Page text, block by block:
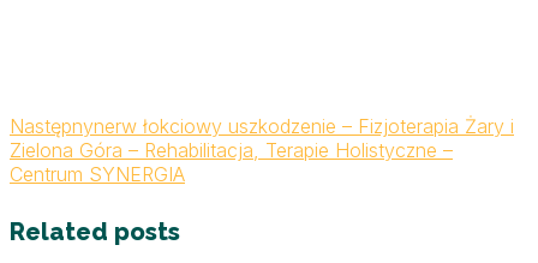
Następnynerw łokciowy uszkodzenie – Fizjoterapia Żary i
Zielona Góra – Rehabilitacja, Terapie Holistyczne –
Centrum SYNERGIA
Related posts